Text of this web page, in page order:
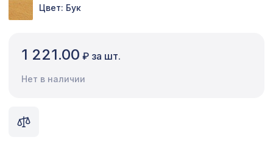
Распродажа
Экраны для радиаторов
Цвет: Бук
1 221.00 ₽ за шт.
Нет в наличии